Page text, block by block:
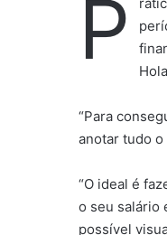
P
“Para
anotar tudo o
“O ideal é
o seu salário
possível